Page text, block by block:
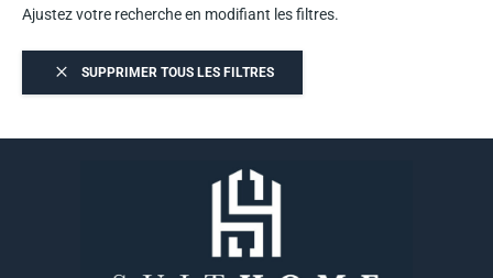
Ajustez votre recherche en modifiant les filtres.
SUPPRIMER TOUS LES FILTRES